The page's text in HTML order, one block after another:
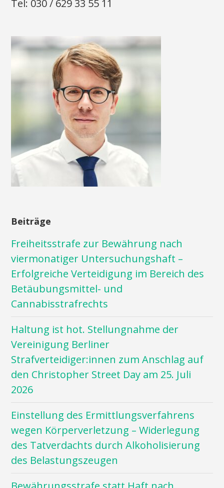
Tel: 030 / 629 33 55 11
Beiträge
Freiheitsstrafe zur Bewährung nach
viermonatiger Untersuchungshaft –
Erfolgreiche Verteidigung im Bereich des
Betäubungsmittel- und
Cannabisstrafrechts
Haltung ist hot. Stellungnahme der
Vereinigung Berliner
Strafverteidiger:innen zum Anschlag auf
den Christopher Street Day am 25. Juli
2026
Einstellung des Ermittlungsverfahrens
wegen Körperverletzung – Widerlegung
des Tatverdachts durch Alkoholisierung
des Belastungszeugen